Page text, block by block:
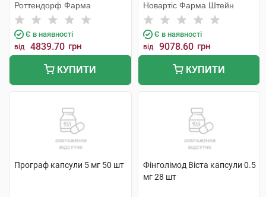
Роттендорф Фарма
Є в наявності
від 4839.70 грн
КУПИТИ
Новартіс Фарма Штейн
Є в наявності
від 9078.60 грн
КУПИТИ
Програф капсули 5 мг 50 шт
Фінголімод Віста капсули 0.5
мг 28 шт